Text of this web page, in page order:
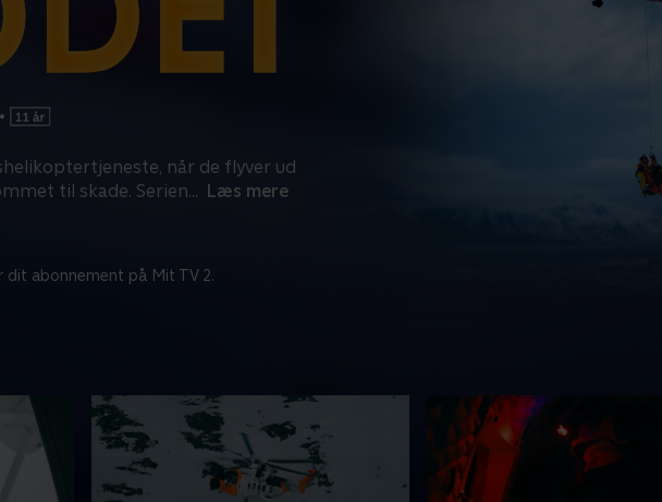
•
når de flyver ud
til skade. Serien... Læs mere
dit abonnement på Mit TV 2.